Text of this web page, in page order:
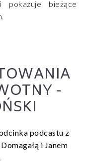
bieżące
-
podcastu z
i Janem